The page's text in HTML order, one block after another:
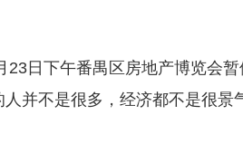
日下午番禺区房地产博览会
并不是很多，经济都不是很景